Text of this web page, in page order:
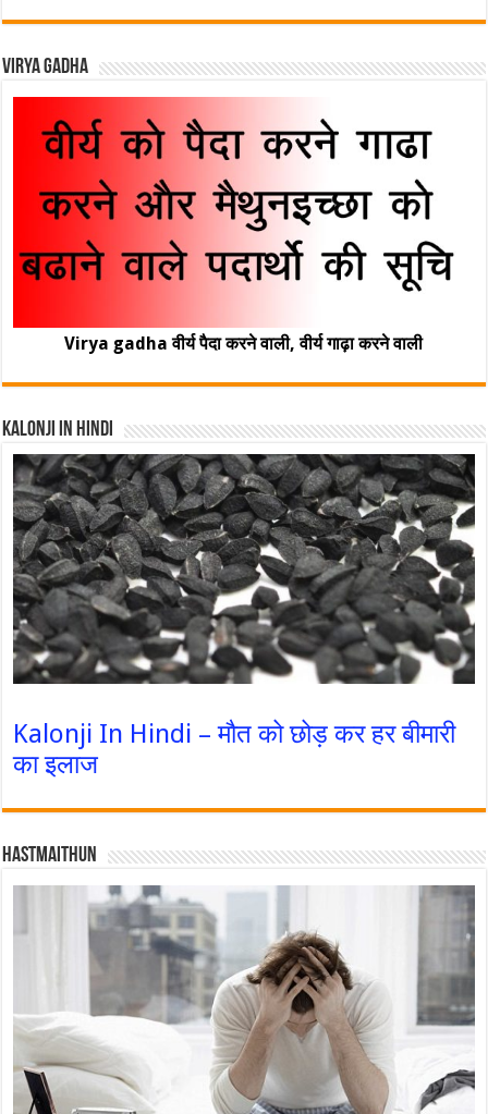
Virya Gadha
Virya gadha वीर्य पैदा करने वाली, वीर्य गाढ़ा करने वाली
Kalonji In Hindi
Kalonji In Hindi – मौत को छोड़ कर हर बीमारी
का इलाज
Hastmaithun